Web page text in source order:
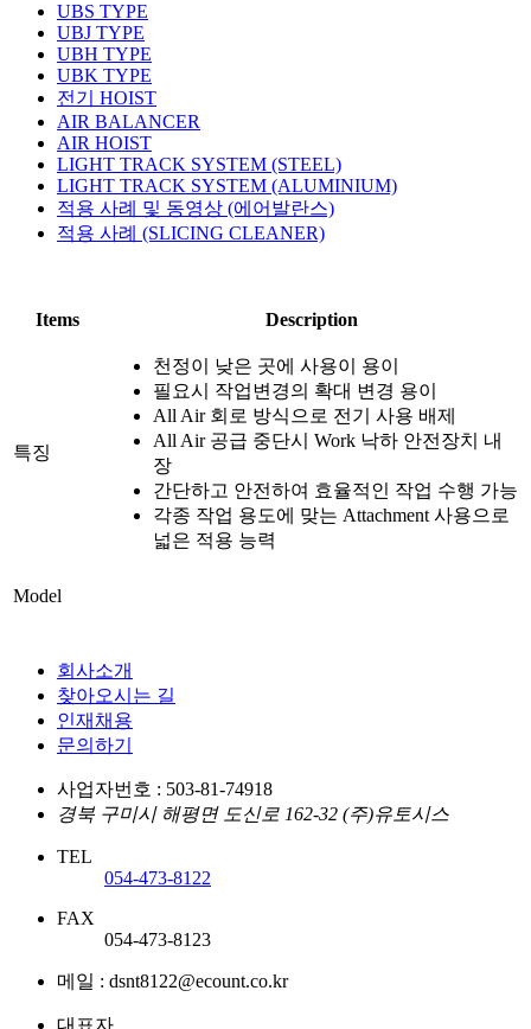
UBS TYPE
UBJ TYPE
UBH TYPE
UBK TYPE
전기 HOIST
AIR BALANCER
AIR HOIST
LIGHT TRACK SYSTEM (STEEL)
LIGHT TRACK SYSTEM (ALUMINIUM)
적용 사례 및 동영상 (에어발란스)
적용 사례 (SLICING CLEANER)
Items Description
특징
천정이 낮은 곳에 사용이 용이
필요시 작업변경의 확대 변경 용이
All Air 회로 방식으로 전기 사용 배제
All Air 공급 중단시 Work 낙하 안전장치 내
장
간단하고 안전하여 효율적인 작업 수행 가능
각종 작업 용도에 맞는 Attachment 사용으로
넓은 적용 능력
Model
회사소개
찾아오시는 길
인재채용
문의하기
사업자번호 : 503-81-74918
경북 구미시 해평면 도신로 162-32 (주)유토시스
TEL
054-473-8122
FAX
054-473-8123
메일 : dsnt8122@ecount.co.kr